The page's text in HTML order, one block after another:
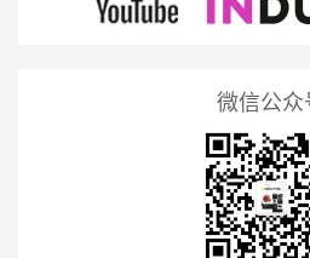
微信公众